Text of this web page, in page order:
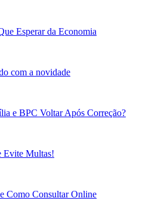
Esperar da Economia
com a novidade
e BPC Voltar Após Correção?
Evite Multas!
Como Consultar Online